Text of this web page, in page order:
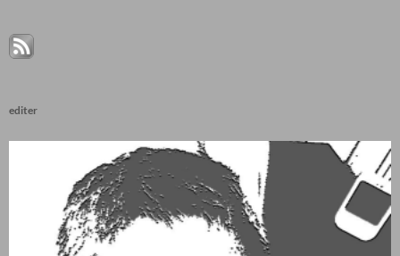
editer